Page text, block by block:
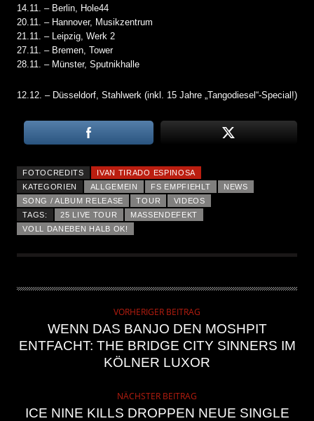
14.11. – Berlin, Hole44
20.11. – Hannover, Musikzentrum
21.11. – Leipzig, Werk 2
27.11. – Bremen, Tower
28.11. – Münster, Sputnikhalle
12.12. – Düsseldorf, Stahlwerk (inkl. 15 Jahre „Tangodiesel“-Special!)
FOTOCREDITS
IVAN TIRADO ESPINOSA
KATEGORIEN
ALLGEMEIN FS EMPFIEHLT
NEWS
SONG / ALBUM RELEASE
TOUR
VIDEOS
TAGS:
25 LIVE TOUR
MASSENDEFEKT
VOLL DANEBEN HALB OK!
VORHERIGER BEITRAG
WENN DAS BANJO DEN MOSHPIT
ENTFACHT: THE BRIDGE CITY SINNERS IM
KÖLNER LUXOR
NÄCHSTER BEITRAG
ICE NINE KILLS DROPPEN NEUE SINGLE